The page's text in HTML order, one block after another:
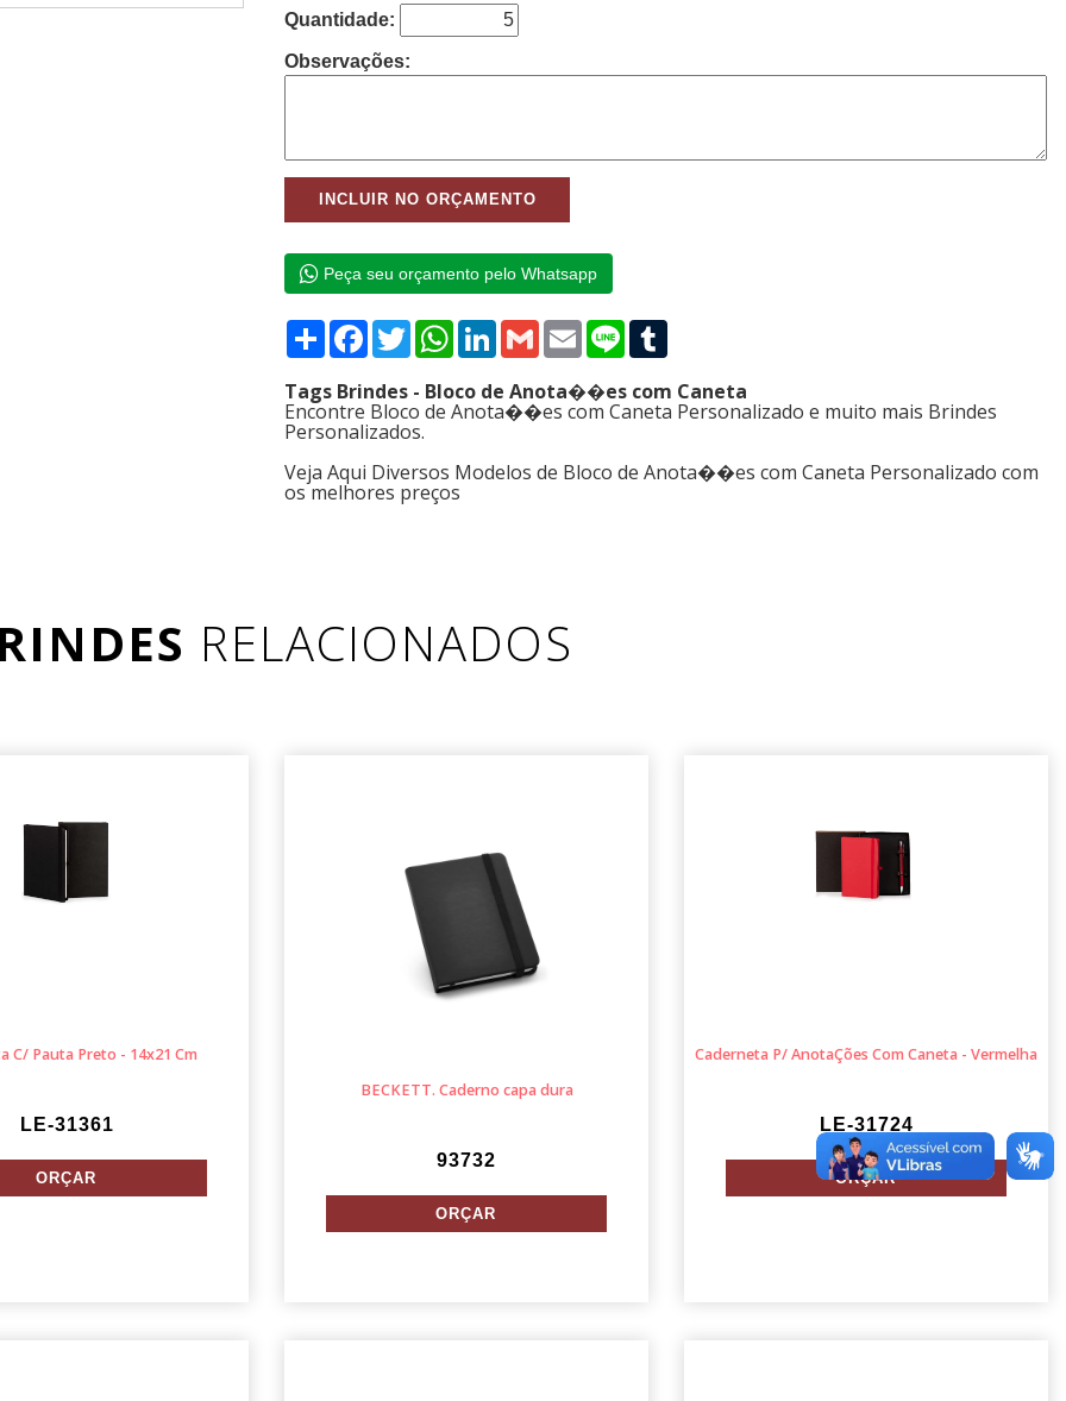
Quantidade:
Observações:
Peça seu orçamento pelo Whatsapp
Compartilhar
Facebook
TwitterWhatsApp
LinkedIn
GmailEmailLine
Tags Brindes - Bloco de Anota��es com Caneta
Encontre Bloco de Anota��es com Caneta Personalizado e muito mais Brindes
Personalizados.
Veja Aqui Diversos Modelos de Bloco de Anota��es com Caneta Personalizado com
os melhores preços
RELACIONADOS
C/ Pauta Preto - 14x21 Cm
LE-31361
BECKETT. Caderno capa dura
93732
Caderneta P/ AnotaÇões Com Caneta - Vermelha
LE-31724